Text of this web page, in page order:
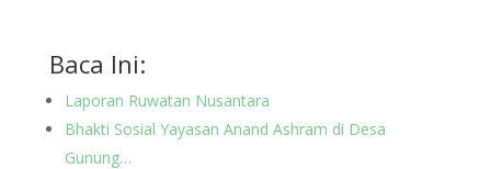
Baca Ini:
Laporan Ruwatan Nusantara
Bhakti Sosial Yayasan Anand Ashram di Desa
Gunung…